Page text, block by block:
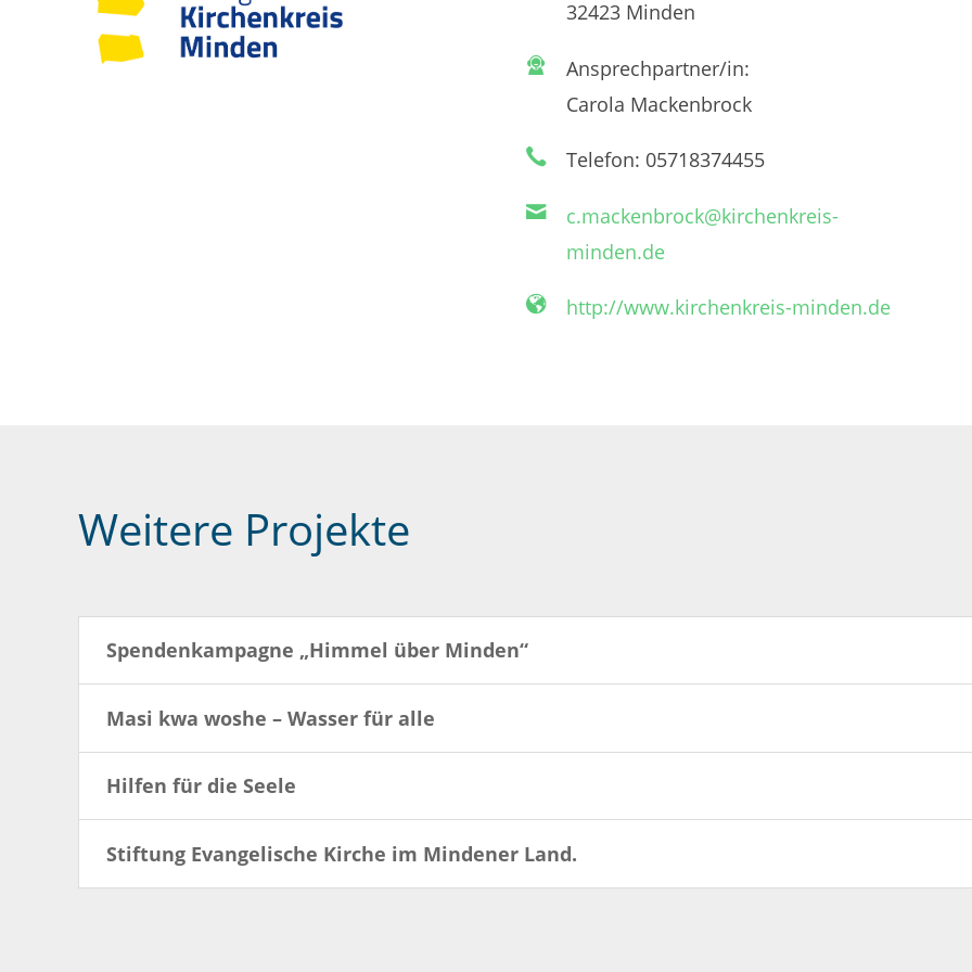
32423 Minden
Ansprechpartner/in:
Carola Mackenbrock
Telefon: 05718374455
c.mackenbrock@kirchenkreis-
minden.de
http://www.kirchenkreis-minden.de
Weitere Projekte
Spendenkampagne „Himmel über Minden“
Masi kwa woshe – Wasser für alle
Hilfen für die Seele
Stiftung Evangelische Kirche im Mindener Land.